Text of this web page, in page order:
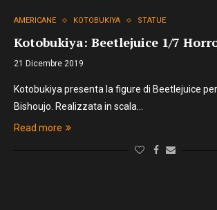
AMERICANE KOTOBUKIYA STATUE
Kotobukiya: Beetlejuice 1/7
21 Dicembre 2019
Kotobukiya presenta la figure di Beetlejuice
Bishoujo. Realizzata in scala…
Read more